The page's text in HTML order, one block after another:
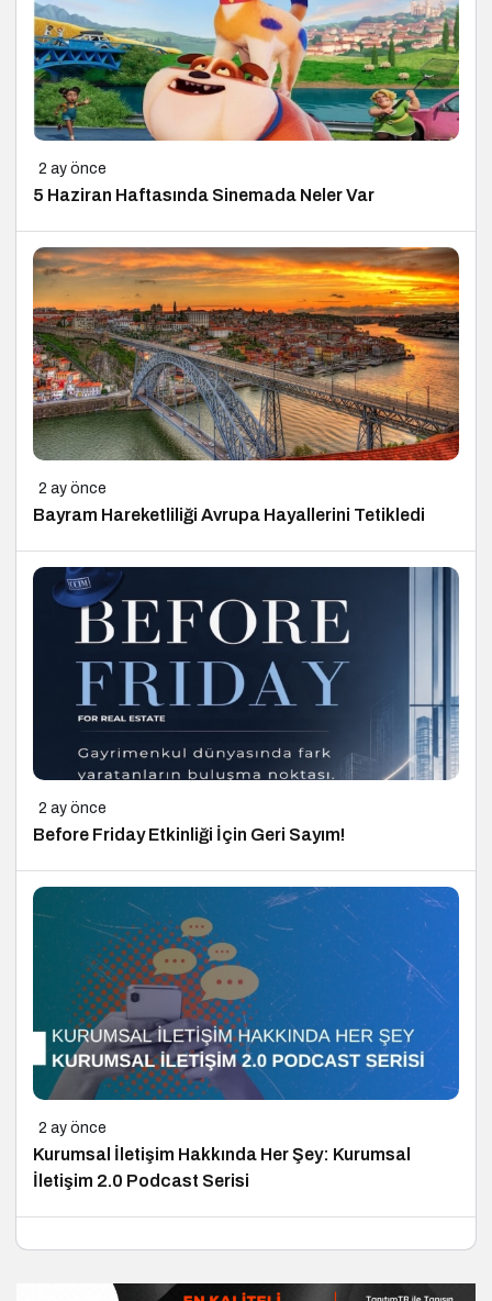
2 ay önce
5 Haziran Haftasında Sinemada Neler Var
2 ay önce
Bayram Hareketliliği Avrupa Hayallerini Tetikledi
2 ay önce
Before Friday Etkinliği İçin Geri Sayım!
2 ay önce
Kurumsal İletişim Hakkında Her Şey: Kurumsal
İletişim 2.0 Podcast Serisi